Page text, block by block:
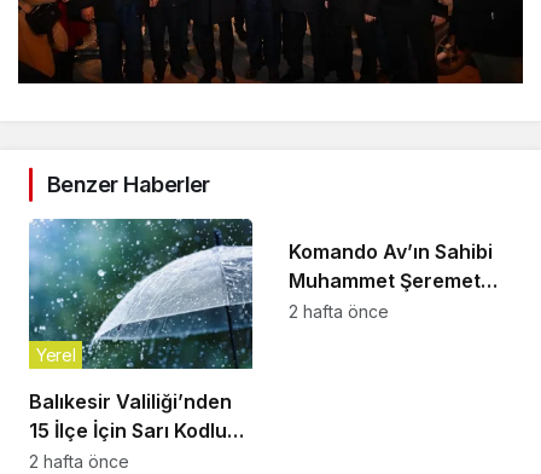
Benzer Haberler
Balıkesir Valiliği’nden
15 İlçe İçin Sarı Kodlu
Gök Gürültülü Sağanak
Yerel
2 hafta önce
Komando Av’ın Sahibi
Muhammet Şeremet
Son Yolculuğuna
2 hafta önce